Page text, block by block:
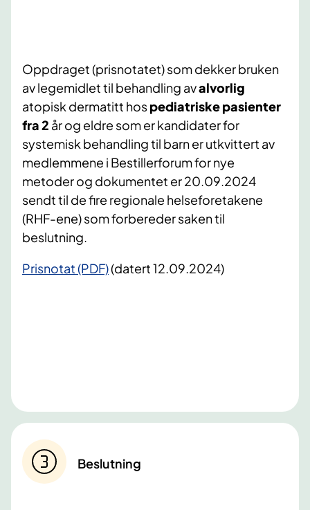
Oppdraget (prisnotatet) som dekker bruken
av legemidlet til behandling avalvorlig
atopisk dermatitt hospediatriske pasienter
fra 2 år og eldre som er kandidater for
systemisk behandling til barn er utkvittert av
medlemmene i Bestillerforum for nye
metoder og dokumentet er 20.09.2024
sendt til de fire regionale helseforetakene
(RHF-ene) som forbereder saken til
beslutning.
Prisnotat (PDF)(datert 12.09.2024)
Beslutning